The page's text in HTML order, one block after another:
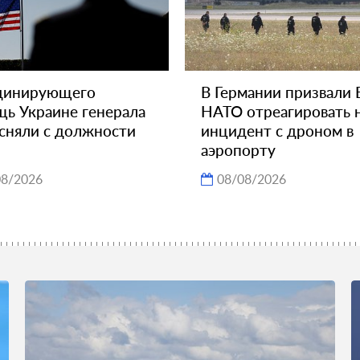
Украине генерала
с должности
2026
В Германии призвали
НАТО отреагировать
инцидент с дроном в
аэропорту
08/08/2026